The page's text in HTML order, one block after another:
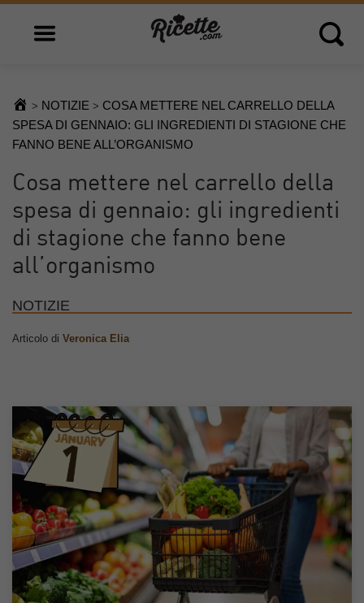
Open main menu Open
> NOTIZIE > COSA METTERE NEL CARRELLO DELLA
SPESA DI GENNAIO: GLI INGREDIENTI DI STAGIONE CHE
FANNO BENE ALL’ORGANISMO
Cosa mettere nel carrello della
spesa di gennaio: gli ingredienti
di stagione che fanno bene
all’organismo
NOTIZIE
Articolo di Veronica Elia